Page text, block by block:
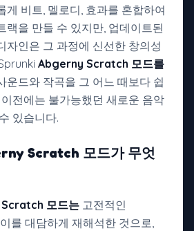
게 비트, 멜로디, 효과를 혼합하여
랙을 만들 수 있지만, 업데이트된
자인은 그 과정에 신선한 창의성
Abgerny Scratch 모드를
운드와 작곡을 그 어느 때보다 쉽
전에는 불가능했던 새로운 음악
있습니다.
Scratch 모드가무엇
모드는 고전적인
를 대담하게 재해석한 것으로,